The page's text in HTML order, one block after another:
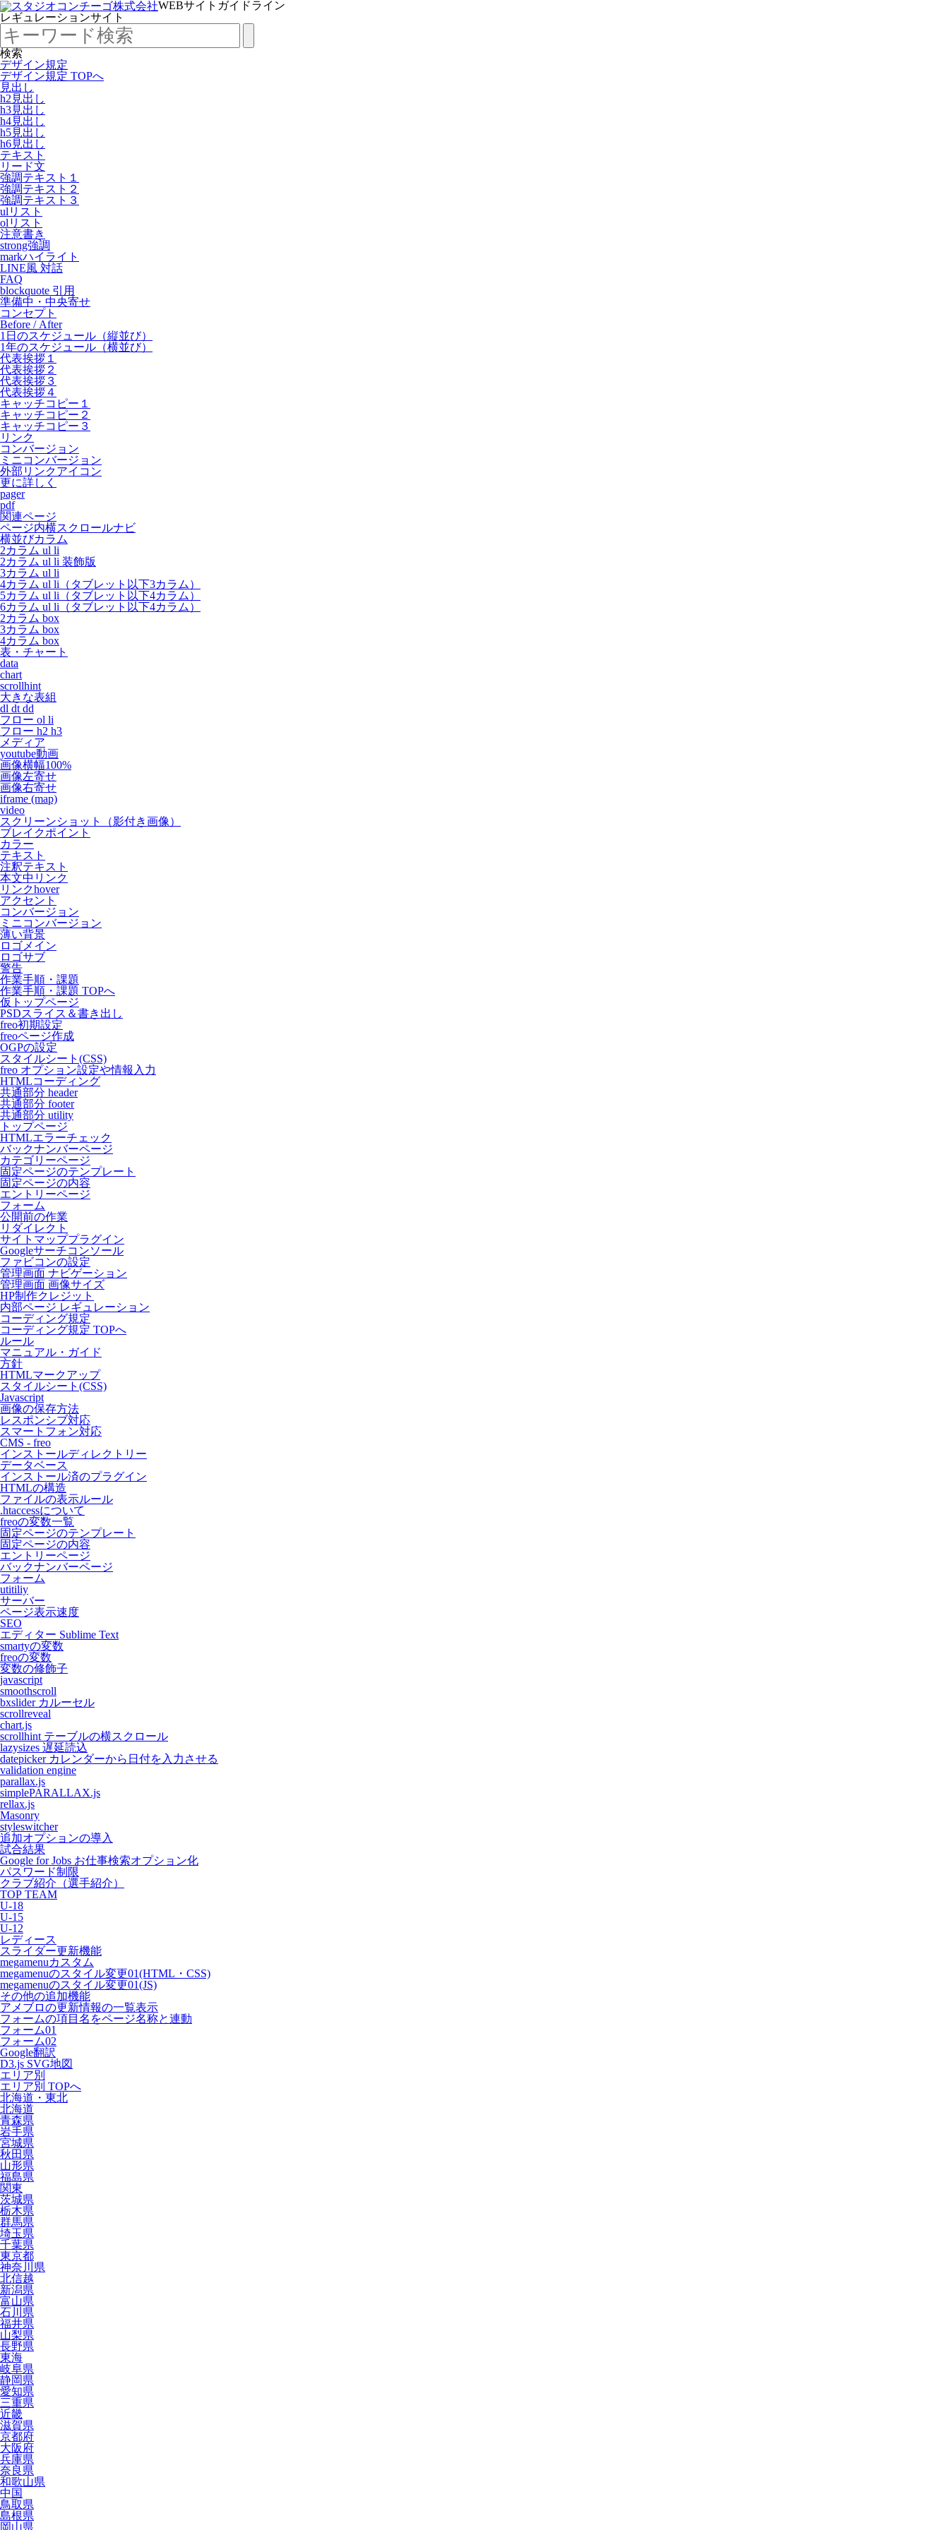
WEBサイトガイドライン
レギュレーションサイト
検索
デザイン規定
デザイン規定 TOPへ
見出し
h2見出し
h3見出し
h4見出し
h5見出し
h6見出し
テキスト
リード文
強調テキスト１
強調テキスト２
強調テキスト３
ulリスト
olリスト
注意書き
strong強調
markハイライト
LINE風 対話
FAQ
blockquote 引用
準備中・中央寄せ
コンセプト
Before / After
1日のスケジュール（縦並び）
1年のスケジュール（横並び）
代表挨拶１
代表挨拶２
代表挨拶３
代表挨拶４
キャッチコピー１
キャッチコピー２
キャッチコピー３
リンク
コンバージョン
ミニコンバージョン
外部リンクアイコン
更に詳しく
pager
pdf
関連ページ
ページ内横スクロールナビ
横並びカラム
2カラム ul li
2カラム ul li 装飾版
3カラム ul li
4カラム ul li（タブレット以下3カラム）
5カラム ul li（タブレット以下4カラム）
6カラム ul li（タブレット以下4カラム）
2カラム box
3カラム box
4カラム box
表・チャート
data
chart
scrollhint
大きな表組
dl dt dd
フロー ol li
フロー h2 h3
メディア
youtube動画
画像横幅100%
画像左寄せ
画像右寄せ
iframe (map)
video
スクリーンショット（影付き画像）
ブレイクポイント
カラー
テキスト
注釈テキスト
本文中リンク
リンクhover
アクセント
コンバージョン
ミニコンバージョン
薄い背景
ロゴメイン
ロゴサブ
警告
作業手順・課題
作業手順・課題 TOPへ
仮トップページ
PSDスライス＆書き出し
freo初期設定
freoページ作成
OGPの設定
スタイルシート(CSS)
freo オプション設定や情報入力
HTMLコーディング
共通部分 header
共通部分 footer
共通部分 utility
トップページ
HTMLエラーチェック
バックナンバーページ
カテゴリーページ
固定ページのテンプレート
固定ページの内容
エントリーページ
フォーム
公開前の作業
リダイレクト
サイトマッププラグイン
Googleサーチコンソール
ファビコンの設定
管理画面 ナビゲーション
管理画面 画像サイズ
HP制作クレジット
内部ページ レギュレーション
コーディング規定
コーディング規定 TOPへ
ルール
マニュアル・ガイド
方針
HTMLマークアップ
スタイルシート(CSS)
Javascript
画像の保存方法
レスポンシブ対応
スマートフォン対応
CMS - freo
インストールディレクトリー
データベース
インストール済のプラグイン
HTMLの構造
ファイルの表示ルール
.htaccessについて
freoの変数一覧
固定ページのテンプレート
固定ページの内容
エントリーページ
バックナンバーページ
フォーム
utitiliy
サーバー
ページ表示速度
SEO
エディター Sublime Text
smartyの変数
freoの変数
変数の修飾子
javascript
smoothscroll
bxslider カルーセル
scrollreveal
chart.js
scrollhint テーブルの横スクロール
lazysizes 遅延読込
datepicker カレンダーから日付を入力させる
validation engine
parallax.js
simplePARALLAX.js
rellax.js
Masonry
styleswitcher
追加オプションの導入
試合結果
Google for Jobs お仕事検索オプション化
パスワード制限
クラブ紹介（選手紹介）
TOP TEAM
U-18
U-15
U-12
レディース
スライダー更新機能
megamenuカスタム
megamenuのスタイル変更01(HTML・CSS)
megamenuのスタイル変更01(JS)
その他の追加機能
アメブロの更新情報の一覧表示
フォームの項目名をページ名称と連動
フォーム01
フォーム02
Google翻訳
D3.js SVG地図
エリア別
エリア別 TOPへ
北海道・東北
北海道
青森県
岩手県
宮城県
秋田県
山形県
福島県
関東
茨城県
栃木県
群馬県
埼玉県
千葉県
東京都
神奈川県
北信越
新潟県
富山県
石川県
福井県
山梨県
長野県
東海
岐阜県
静岡県
愛知県
三重県
近畿
滋賀県
京都府
大阪府
兵庫県
奈良県
和歌山県
中国
鳥取県
島根県
岡山県